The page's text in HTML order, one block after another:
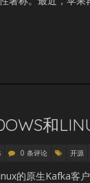
和
0 条评论 开源
的原生Kafka客